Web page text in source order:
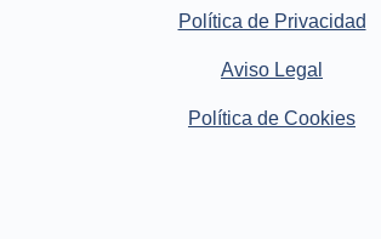
Política de Privacidad
Aviso Legal
Política de Cookies